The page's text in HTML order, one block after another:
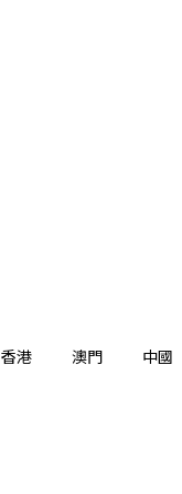
香港 澳門 中國